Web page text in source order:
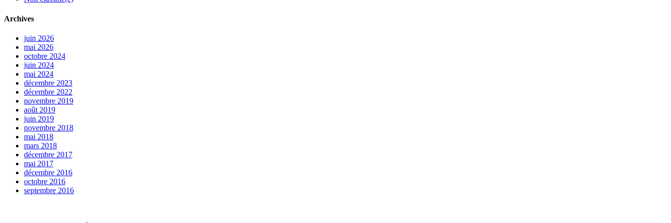
Archives
juin 2026
mai 2026
octobre 2024
juin 2024
mai 2024
décembre 2023
décembre 2022
novembre 2019
août 2019
juin 2019
novembre 2018
mai 2018
mars 2018
décembre 2017
mai 2017
décembre 2016
octobre 2016
septembre 2016